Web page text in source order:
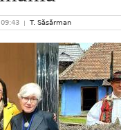
T. Săsărman